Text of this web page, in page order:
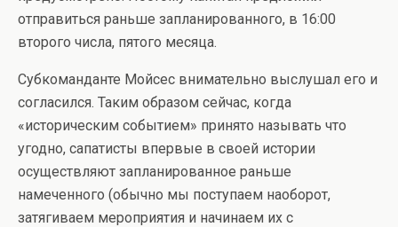
отправиться раньше запланированного, в 16:00
второго числа, пятого месяца.
Субкоманданте Мойсес внимательно выслушал его и
согласился. Таким образом сейчас, когда
«историческим событием» принято называть что
угодно, сапатисты впервые в своей истории
осуществляют запланированное раньше
намеченного (обычно мы поступаем наоборот,
затягиваем мероприятия и начинаем их с